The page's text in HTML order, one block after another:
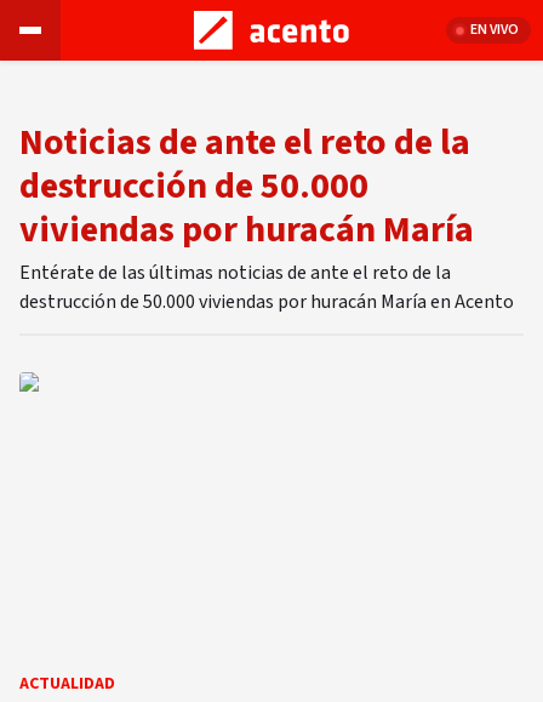
EN VIVO
Noticias de ante el reto de la
destrucción de 50.000
viviendas por huracán María
Entérate de las últimas noticias de ante el reto de la
destrucción de 50.000 viviendas por huracán María en Acento
ACTUALIDAD